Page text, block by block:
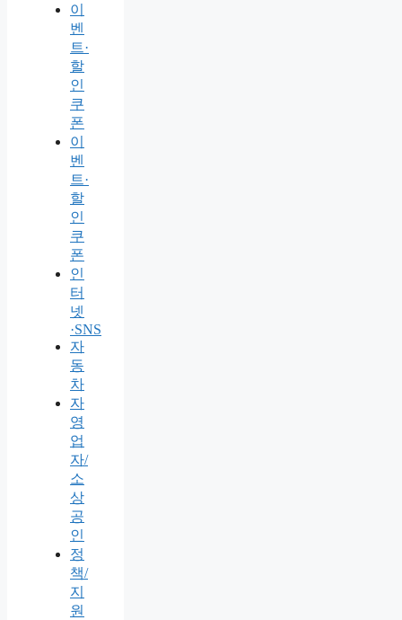
이
벤
트·
할
인
쿠
폰
이
벤
트·
할
인
쿠
폰
인
터
넷
·SNS
자
동
차
자
영
업
자/
소
상
공
인
정
책/
지
원